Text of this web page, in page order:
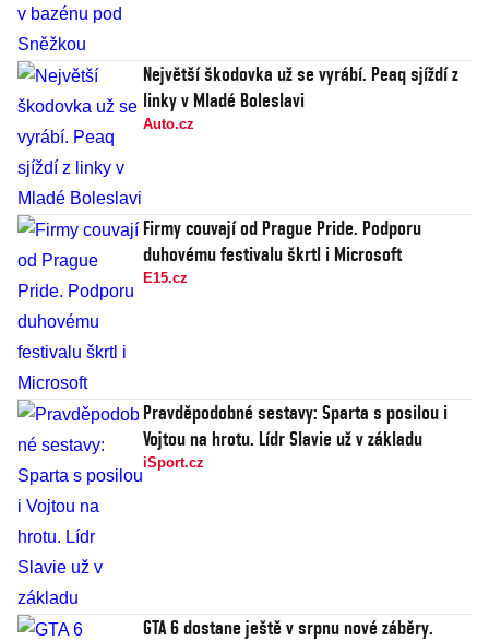
Největší škodovka už se vyrábí. Peaq sjíždí z
linky v Mladé Boleslavi
Auto.cz
Firmy couvají od Prague Pride. Podporu
duhovému festivalu škrtl i Microsoft
E15.cz
Pravděpodobné sestavy: Sparta s posilou i
Vojtou na hrotu. Lídr Slavie už v základu
iSport.cz
GTA 6 dostane ještě v srpnu nové záběry.